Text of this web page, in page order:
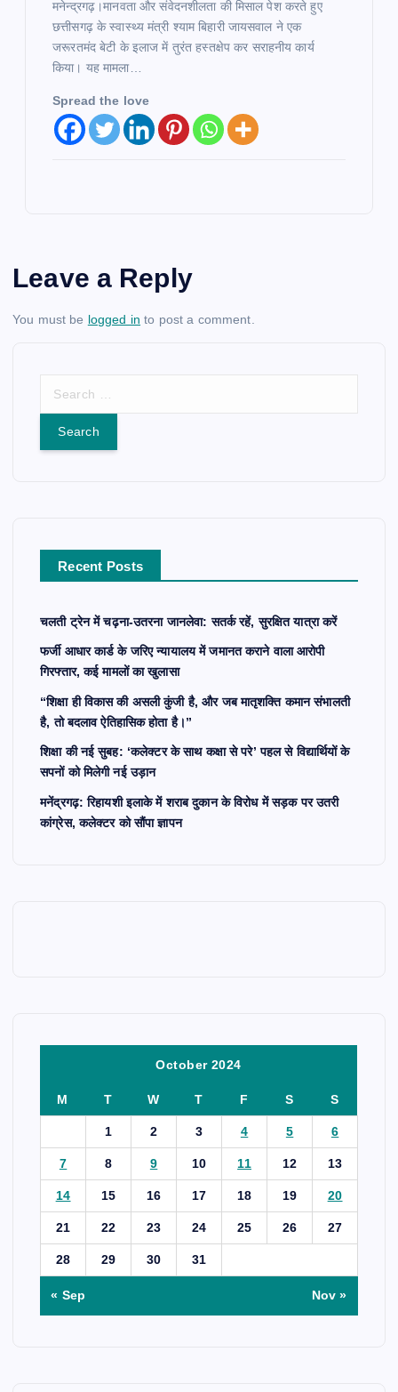
मनेन्द्रगढ़।मानवता और संवेदनशीलता की मिसाल पेश करते हुए
छत्तीसगढ़ के स्वास्थ्य मंत्री श्याम बिहारी जायसवाल ने एक
जरूरतमंद बेटी के इलाज में तुरंत हस्तक्षेप कर सराहनीय कार्य
किया। यह मामला…
Spread the love
Leave a Reply
You must be logged in to post a comment.
r
Recent Posts
चलती ट्रेन में चढ़ना-उतरना जानलेवा: सतर्क रहें, सुरक्षित यात्रा करें
फर्जी आधार कार्ड के जरिए न्यायालय में जमानत कराने वाला आरोपी
गिरफ्तार, कई मामलों का खुलासा
“शिक्षा ही विकास की असली कुंजी है, और जब मातृशक्ति कमान संभालती
है, तो बदलाव ऐतिहासिक होता है।”
शिक्षा की नई सुबह: ‘कलेक्टर के साथ कक्षा से परे’ पहल से विद्यार्थियों के
सपनों को मिलेगी नई उड़ान
मनेंद्रगढ़: रिहायशी इलाके में शराब दुकान के विरोध में सड़क पर उतरी
कांग्रेस, कलेक्टर को सौंपा ज्ञापन
October 2024
M T W T F S S
1 2 3 4 5 6
7 8 9 10 11 12 13
14 15 16 17 18 19 20
21 22 23 24 25 26 27
28 29 30 31
« Sep Nov »